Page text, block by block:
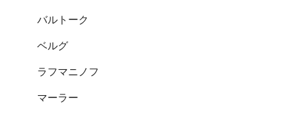
バルトーク
ベルグ
ラフマニノフ
マーラー